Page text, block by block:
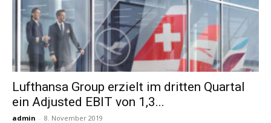
Lufthansa Group erzielt im dritten Quartal
ein Adjusted EBIT von 1,3...
admin - 8. November 2019